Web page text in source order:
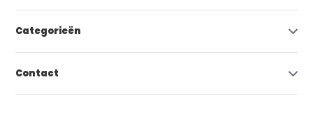
Categorieën
Contact